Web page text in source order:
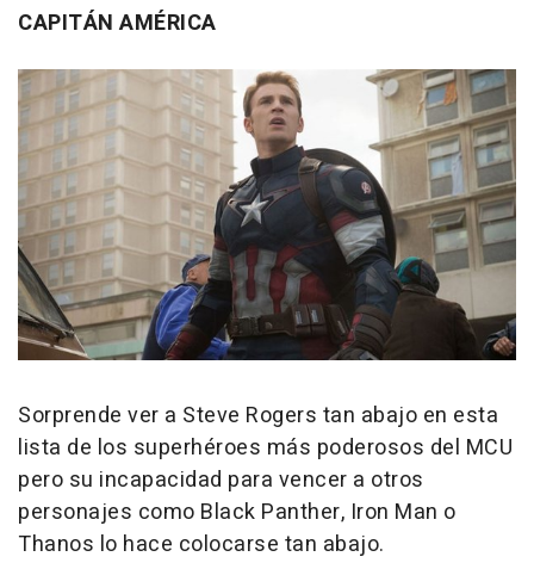
CAPITÁN AMÉRICA
Sorprende ver a Steve Rogers tan abajo en esta
lista de los superhéroes más poderosos del MCU
pero su incapacidad para vencer a otros
personajes como Black Panther, Iron Man o
Thanos lo hace colocarse tan abajo.